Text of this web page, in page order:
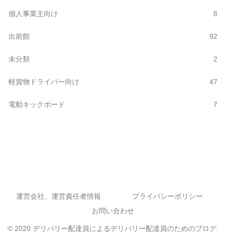
個人事業主向け 8
出前館 92
未分類 2
軽貨物ドライバー向け 47
電動キックボード 7
運営会社、運営責任者情報
プライバシーポリシー
お問い合わせ
© 2020 デリバリー配達員によるデリバリー配達員のためのブログ.